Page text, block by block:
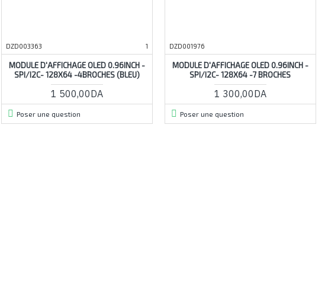
DZD003363 1
MODULE D'AFFICHAGE OLED 0.96INCH -
SPI/I2C- 128X64 -4BROCHES (BLEU)
1 500,00DA
Poser une question
DZD001976
MODULE D'AFFICHAGE OLED 0.96INCH -
SPI/I2C- 128X64 -7 BROCHES
1 300,00DA
Poser une question